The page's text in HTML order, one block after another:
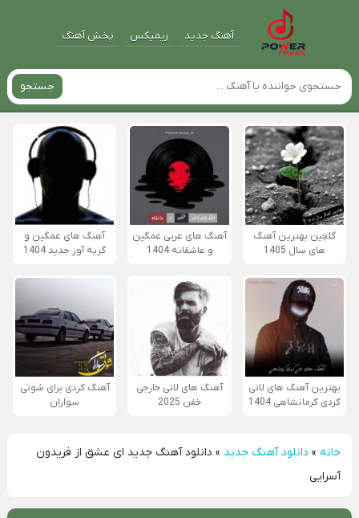
آهنگ جدید ریمیکس پخش آهنگ
جستجو
گلچین بهترین آهنگ
های سال 1405
آهنگ های عربی غمگین
و عاشقانه 1404
آهنگ های غمگین و
گریه آور جدید 1404
بهترین آهنگ های لاتی
کردی کرمانشاهی 1404
آهنگ های لاتی خارجی
خفن 2025
آهنگ کردی برای شوتی
سواران
خانه» دانلود آهنگ جدید » دانلود آهنگ جدید ای عشق از فریدون
آسرایی